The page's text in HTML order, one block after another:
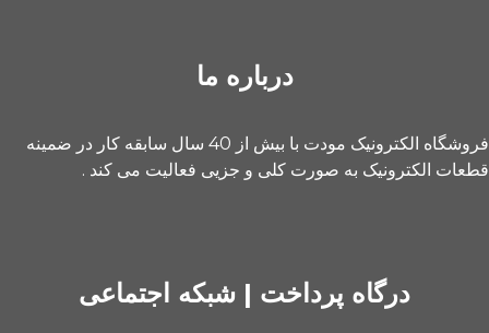
درباره ما
فروشگاه الکترونیک مودت با بیش از 40 سال سابقه کار در ضمینه
قطعات الکترونیک به صورت کلی و جزیی فعالیت می کند .
درگاه پرداخت | شبکه اجتماعی